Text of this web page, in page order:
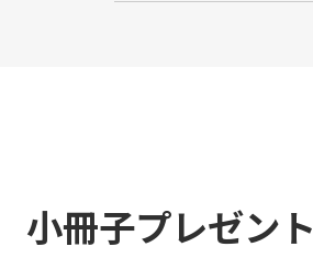
小冊子プレゼント